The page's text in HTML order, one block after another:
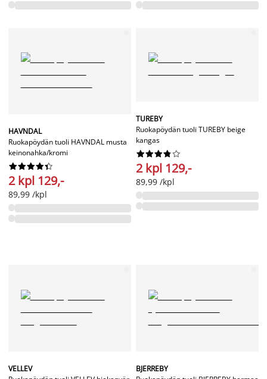
HAVNDAL
Ruokapöydän tuoli HAVNDAL musta
keinonahka/kromi






2 kpl 129,-
89,99 /kpl
TUREBY
Ruokapöydän tuoli TUREBY beige
kangas






2 kpl 129,-
89,99 /kpl
VELLEV
BJERREBY